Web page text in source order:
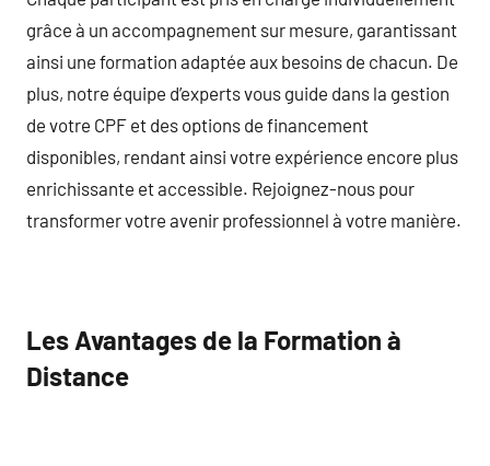
grâce à un accompagnement sur mesure, garantissant
ainsi une formation adaptée aux besoins de chacun. De
plus, notre équipe d’experts vous guide dans la gestion
de votre CPF et des options de financement
disponibles, rendant ainsi votre expérience encore plus
enrichissante et accessible. Rejoignez-nous pour
transformer votre avenir professionnel à votre manière.
Les Avantages de la Formation à
Distance